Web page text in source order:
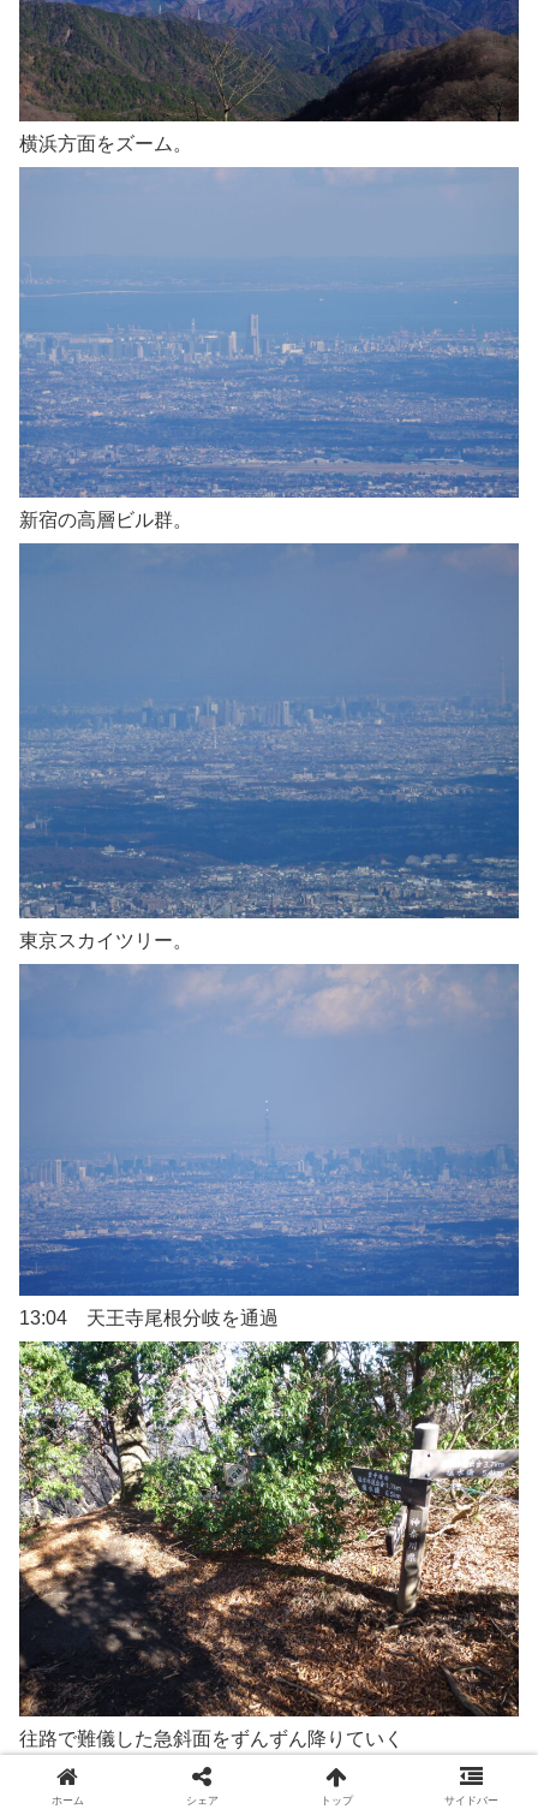
横浜方面をズーム。
新宿の高層ビル群。
東京スカイツリー。
13:04 天王寺尾根分岐を通過
往路で難儀した急斜面をずんずん降りていく
ホーム シェア トップ サイドバー